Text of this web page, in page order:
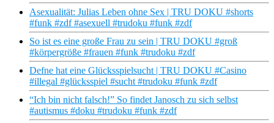
Asexualität: Julias Leben ohne Sex | TRU DOKU #shorts
#funk #zdf #asexuell #trudoku #funk #zdf
So ist es eine große Frau zu sein | TRU DOKU #groß
#körpergröße #frauen #funk #trudoku #zdf
Defne hat eine Glücksspielsucht | TRU DOKU #Casino
#illegal #glücksspiel #sucht #trudoku #funk #zdf
“Ich bin nicht falsch!” So findet Janosch zu sich selbst
#autismus #doku #trudoku #funk #zdf